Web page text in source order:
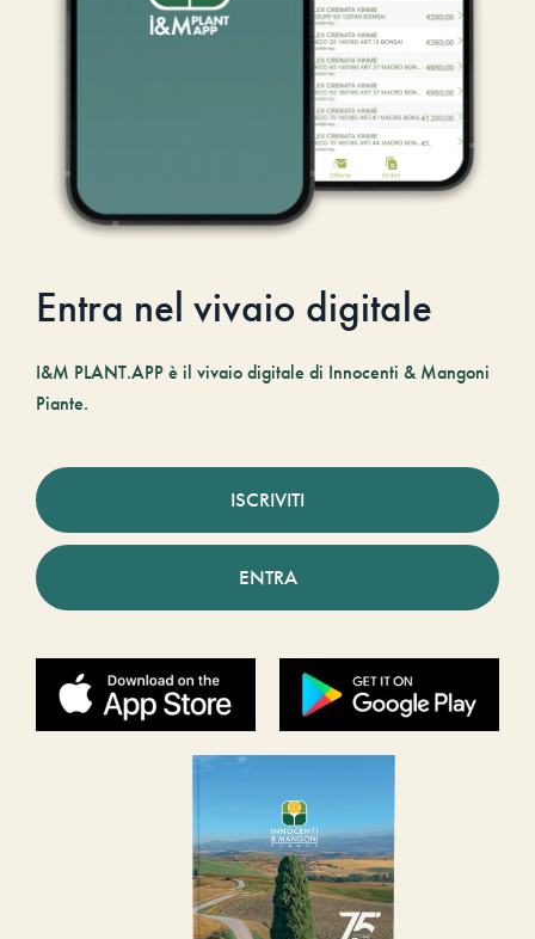
Entra nel vivaio digitale
I&M PLANT.APP è il vivaio digitale di Innocenti & Mangoni
Piante.
ISCRIVITI
ENTRA